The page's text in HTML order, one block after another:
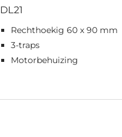
DL21
Rechthoekig 60 x 90 mm
3-traps
Motorbehuizing